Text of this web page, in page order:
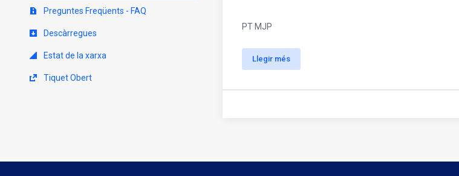
Preguntes Freqüents - FAQ
Descàrregues
Estat de la xarxa
Tiquet Obert
PT MJP
Llegir més